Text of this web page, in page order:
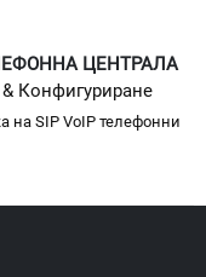
ЦЕНТРАЛА
Конфигуриране
на SIP VoIP телефонни